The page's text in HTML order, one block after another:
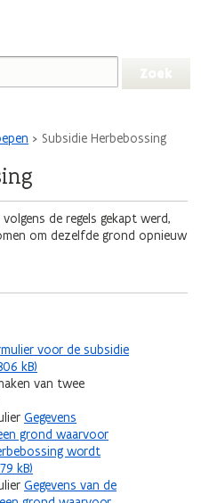
gaan Subsidie Herbebossing
de regels gekapt werd,
om dezelfde grond opnieuw
voor de subsidie
kB)
van twee
Gegevens
grond waarvoor
wordt
kB)
Gegevens van de